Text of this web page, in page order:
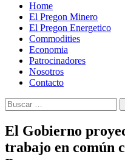
Home
El Pregon Minero
El Pregon Energetico
Commodities
Economia
Patrocinadores
Nosotros
Contacto
Buscar:
El Gobierno
trabajo en común